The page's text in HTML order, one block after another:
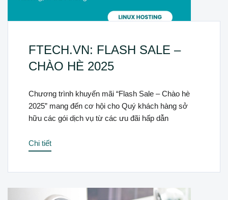
FTECH.VN: FLASH SALE –
CHÀO HÈ 2025
Chương trình khuyến mãi “Flash Sale – Chào hè
2025” mang đến cơ hội cho Quý khách hàng sở
hữu các gói dịch vụ từ các ưu đãi hấp dẫn
Chi tiết